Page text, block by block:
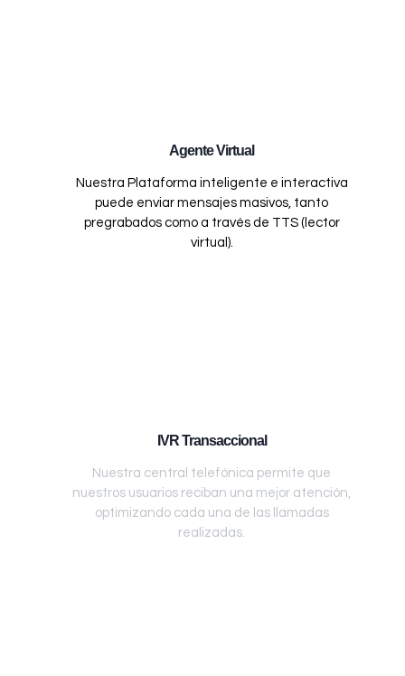
Agente Virtual
Nuestra Plataforma inteligente e interactiva
puede enviar mensajes masivos, tanto
pregrabados como a través de TTS (lector
virtual).
IVR Transaccional
Nuestra central telefónica permite que
nuestros usuarios reciban una mejor atención,
optimizando cada una de las llamadas
realizadas.